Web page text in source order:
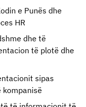
e Punës dhe
HR
dhe të
të plotë dhe
sipas
kompanisë